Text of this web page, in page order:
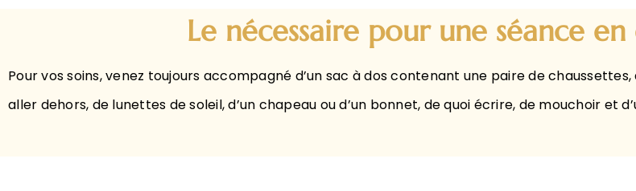
Le nécessaire pour une séance
Pour vos soins, venez toujours accompagné d’un sac à dos contenant une paire de
aller dehors, de lunettes de soleil, d’un chapeau ou d’un bonnet, de quoi écrire, de mouchoir et